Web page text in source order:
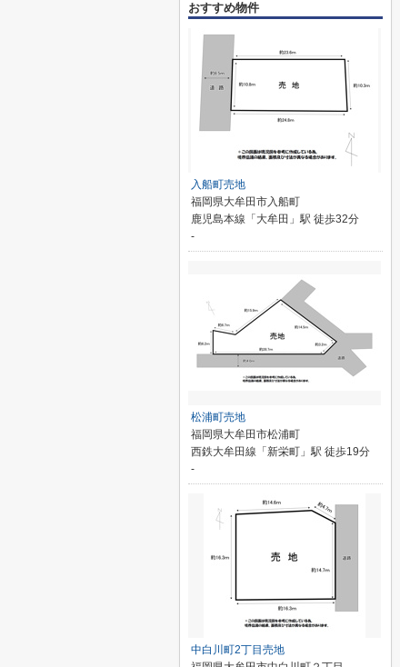
おすすめ物件
入船町売地
福岡県大牟田市入船町
鹿児島本線「大牟田」駅 徒歩32分
-
松浦町売地
福岡県大牟田市松浦町
西鉄大牟田線「新栄町」駅 徒歩19分
-
中白川町2丁目売地